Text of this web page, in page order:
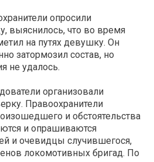
опросили
выяснилось, что во время
на путях девушку. Он
затормозил состав, но
не удалось.
организовали
Правоохранители
и обстоятельства
и опрашиваются
и очевидцы случившегося,
локомотивных бригад. По